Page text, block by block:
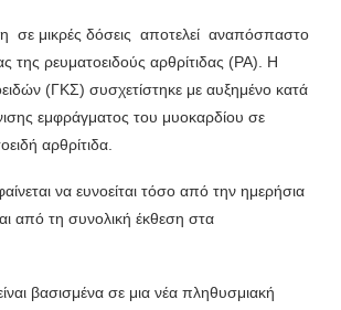
σε μικρές δόσεις αποτελεί αναπόσπαστο
της ρευματοειδούς αρθρίτιδας (ΡΑ). Η
(ΓΚΣ) συσχετίστηκε με αυξημένο κατά
εμφράγματος του μυοκαρδίου σε
αρθρίτιδα.
να ευνοείται τόσο από την ημερήσια
από τη συνολική έκθεση στα
βασισμένα σε μια νέα πληθυσμιακή